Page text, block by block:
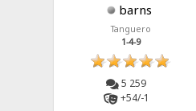
barns
Tanguero
1-4-9
5 259
+54/-1